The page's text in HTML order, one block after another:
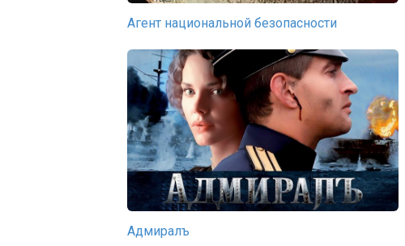
Агент национальной безопасности
Адмиралъ